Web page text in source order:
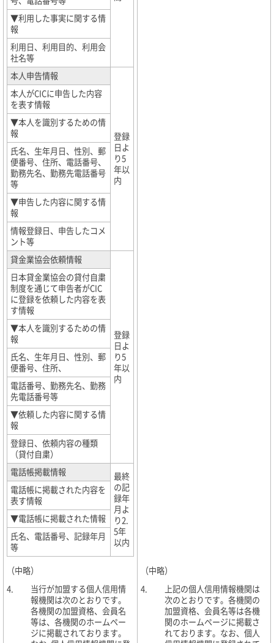
▼利用した事実に関する情
報
利用日、利用目的、利用会
社名等
本人申告情報
登録
日よ
り5
年以
内
本人がCICに申告した内容
を表す情報
▼本人を識別するための情
報
氏名、生年月日、性別、郵
便番号、住所、電話番号、
勤務先名、勤務先電話番号
等
▼申告した内容に関する情
報
情報登録日、申告したコメ
ント等
貸金業協会依頼情報
登録
日よ
り5
年以
内
日本貸金業協会の貸付自粛
制度を通じて申告者がCIC
に登録を依頼した内容を表
す情報
▼本人を識別するための情
報
氏名、生年月日、性別、郵
便番号、住所、
電話番号、勤務先名、勤務
先電話番号等
▼依頼した内容に関する情
報
登録日、依頼内容の種類
（貸付自粛）
電話帳掲載情報
最終
の記
録年
月よ
り2.
5年
以内
電話帳に掲載された内容を
表す情報
▼電話帳に掲載された情報
氏名、電話番号、記録年月
等
（中略）
（中略）
4.
当行が加盟する個人信用情
報機関は次のとおりです。
各機関の加盟資格、会員名
等は、各機関のホームペー
ジに掲載されております。
4.
上記の個人信用情報機関は
次のとおりです。各機関の
加盟資格、会員名等は各機
関のホームページに掲載さ
れております。なお、個人